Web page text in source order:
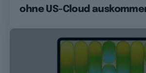
ohne US-Cloud